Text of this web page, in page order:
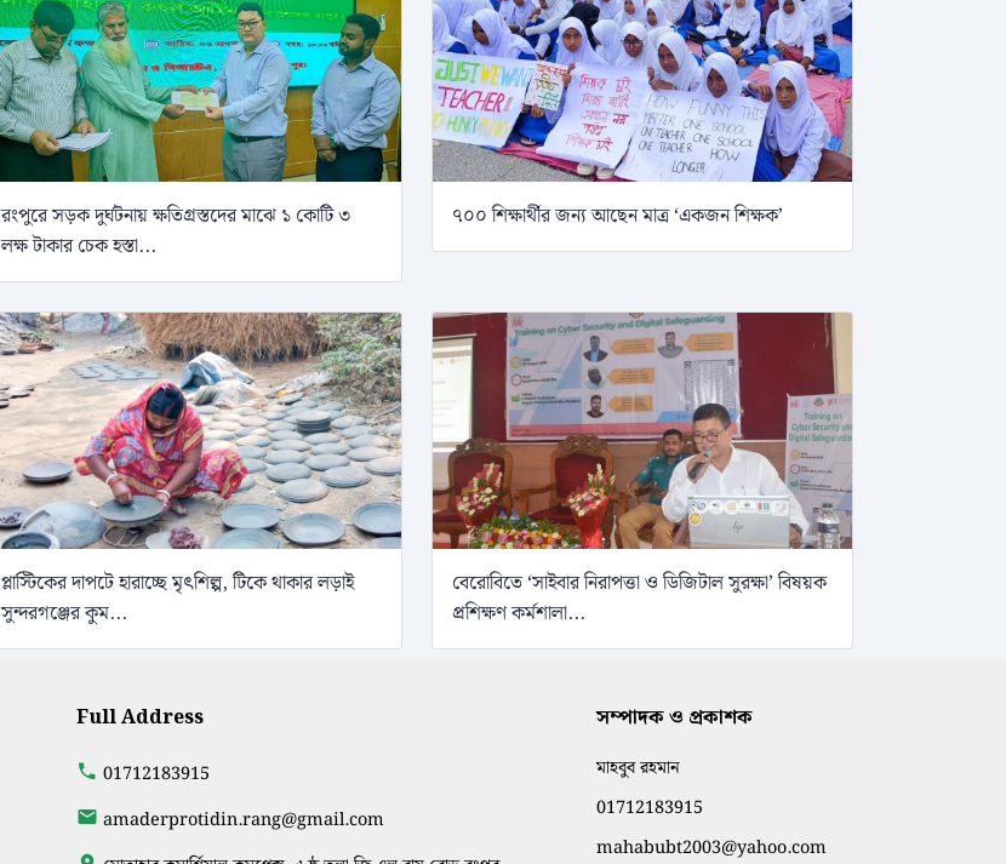
রংপুরে সড়ক দুর্ঘটনায় ক্ষতিগ্রস্তদের মাঝে ১ কোটি ৩
লক্ষ টাকার চেক হস্তা...
৭০০ শিক্ষার্থীর জন্য আছেন মাত্র ‘একজন শিক্ষক’
প্লাস্টিকের দাপটে হারাচ্ছে মৃৎশিল্প, টিকে থাকার লড়াই
সুন্দরগঞ্জের কুম...
বেরোবিতে ‘সাইবার নিরাপত্তা ও ডিজিটাল সুরক্ষা’ বিষয়ক
প্রশিক্ষণ কর্মশালা...
Full Address
01712183915
amaderprotidin.rang@gmail.com
সম্পাদক ও প্রকাশক
মাহবুব রহমান
01712183915
mahabubt2003@yahoo.com